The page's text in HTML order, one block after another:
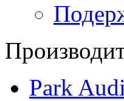
Park